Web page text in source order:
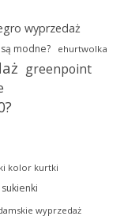
wyprzedaż
modne? ehurtwolka
greenpoint
kolor kurtki
wyprzedaż